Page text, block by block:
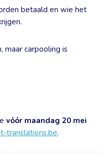
betaald en wie het
maar carpooling is
vóór maandag 20 mei
translations.be.